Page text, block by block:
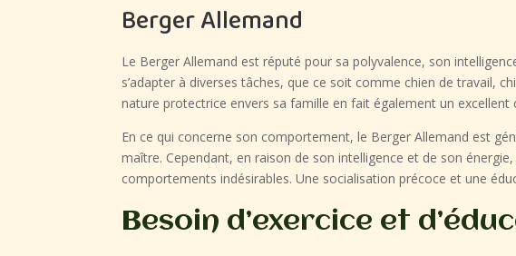
Berger Allemand
Le Berger Allemand est réputé pour sa polyvalence, son
s’adapter à diverses tâches, que ce soit comme chien de travail,
nature protectrice envers sa famille en fait également un excellent
En ce qui concerne son comportement, le Berger Allemand est
maître. Cependant, en raison de son intelligence et de son
comportements indésirables. Une socialisation précoce et une
Besoin d’exercice et